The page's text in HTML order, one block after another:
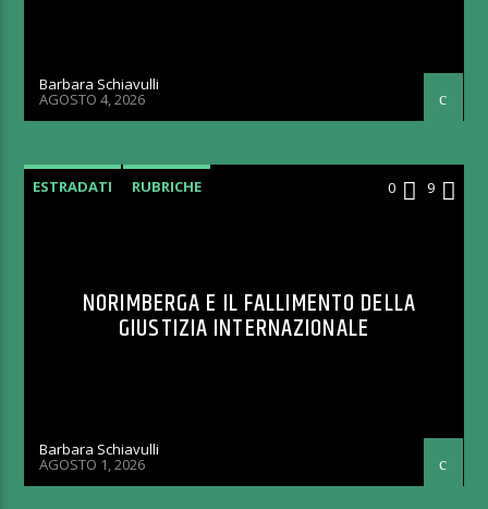
Barbara Schiavulli
AGOSTO 4, 2026
ESTRADATI RUBRICHE 0 9
NORIMBERGA E IL FALLIMENTO DELLA
GIUSTIZIA INTERNAZIONALE
Barbara Schiavulli
AGOSTO 1, 2026